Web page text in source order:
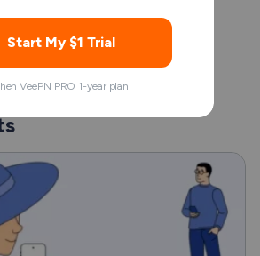
von
betroffen sind.
Start My $1 Trial
VeePN PRO 1-year plan